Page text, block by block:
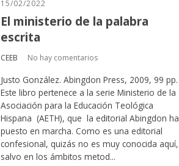
15/02/2022
El ministerio de la palabra
escrita
CEEB No hay comentarios
Justo González. Abingdon Press, 2009, 99 pp.
Este libro pertenece a la serie Ministerio de la
Asociación para la Educación Teológica
Hispana (AETH), que la editorial Abingdon ha
puesto en marcha. Como es una editorial
confesional, quizás no es muy conocida aquí,
salvo en los ámbitos metod...